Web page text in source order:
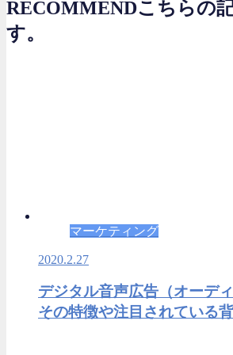
RECOMMENDこちらの
す。
マーケティング
2020.2.27
デジタル音声広告（オーデ
その特徴や注目されている